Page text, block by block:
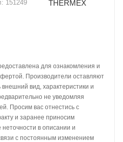
151249 THERMEX
для ознакомления и
Производители оставляют
вид, характеристики и
не уведомляя
Просим вас отнестись с
и заранее приносим
в описании и
с постоянным изменением